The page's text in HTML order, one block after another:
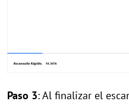
Paso 3: Al finalizar el